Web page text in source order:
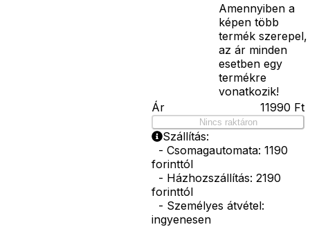
Amennyiben a
képen több
termék szerepel,
az ár minden
esetben egy
termékre
vonatkozik!
Ár
11990 Ft
Nincs raktáron
Szállítás:
- Csomagautomata: 1190
forinttól
- Házhozszállítás: 2190
forinttól
- Személyes átvétel:
ingyenesen